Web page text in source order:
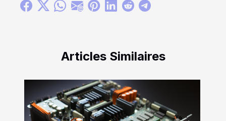
Articles Similaires